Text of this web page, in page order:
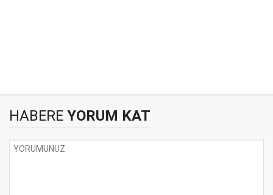
HABERE YORUM KAT